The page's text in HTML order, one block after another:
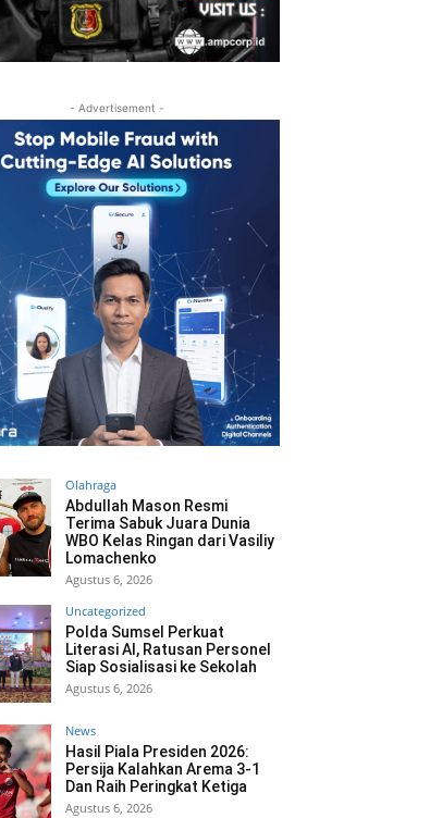
- Advertisement -
Olahraga
Abdullah Mason Resmi
Terima Sabuk Juara Dunia
WBO Kelas Ringan dari Vasiliy
Lomachenko
Agustus 6, 2026
Uncategorized
Polda Sumsel Perkuat
Literasi AI, Ratusan Personel
Siap Sosialisasi ke Sekolah
Agustus 6, 2026
News
Hasil Piala Presiden 2026:
Persija Kalahkan Arema 3-1
Dan Raih Peringkat Ketiga
Agustus 6, 2026